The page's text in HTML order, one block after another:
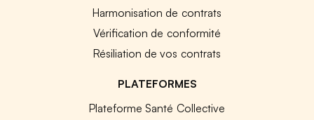
Harmonisation de contrats
Vérification de conformité
Résiliation de vos contrats
PLATEFORMES
Plateforme Santé Collective